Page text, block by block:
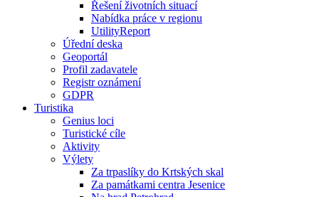
Řešení životních situací
Nabídka práce v regionu
UtilityReport
Úřední deska
Geoportál
Profil zadavatele
Registr oznámení
GDPR
Turistika
Genius loci
Turistické cíle
Aktivity
Výlety
Za trpaslíky do Krtských skal
Za památkami centra Jesenice